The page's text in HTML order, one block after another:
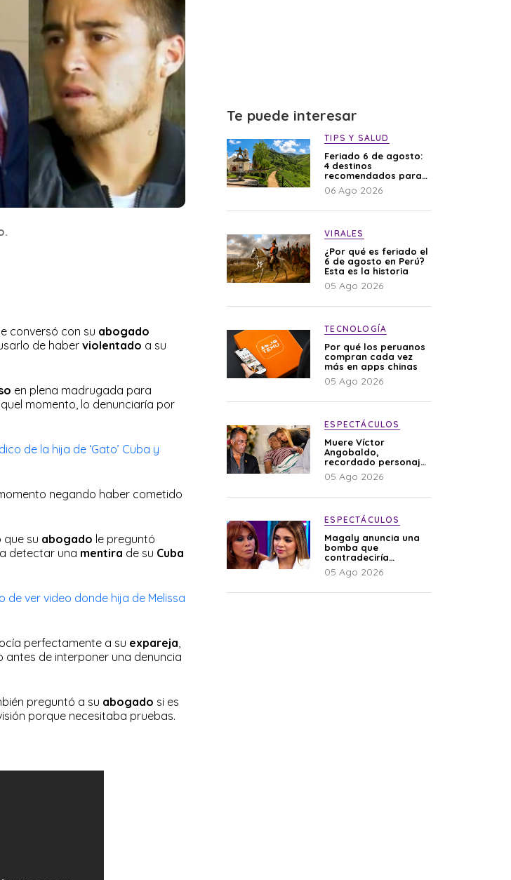
conversó con su abogado
de haber violentado a su
en plena madrugada para
momento, lo denunciaría por
de la hija de ‘Gato’ Cuba y
negando haber cometido
que su abogado le preguntó
detectar una mentira de su Cuba
de ver video donde hija de Melissa
perfectamente a su expareja
antes de interponer una denuncia
preguntó a su abogado si es
porque necesitaba pruebas.
Te puede interesar
TIPS Y SALUD
Feriado 6 de agosto:
4 destinos
recomendados para
disfrutar el descanso
06 Ago 2026
VIRALES
¿Por qué es feriado el
6 de agosto en Perú?
Esta es la historia
05 Ago 2026
TECNOLOGÍA
Por qué los peruanos
compran cada vez
más en apps chinas
05 Ago 2026
ESPECTÁCULOS
Muere Víctor
Angobaldo,
recordado personaje
de la farándula y
expareja de Shirley
05 Ago 2026
ESPECTÁCULOS
Magaly anuncia una
bomba que
contradeciría
comunicado de La
Bella Luz: “Hay un
05 Ago 2026